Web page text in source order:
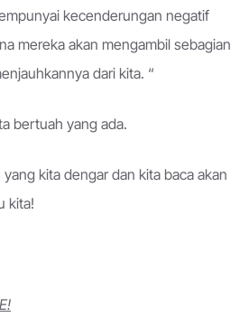
kecenderungan negatif
mereka akan mengambil sebagian
dari kita. “
bertuah yang ada.
kita dengar dan kita baca akan
kita!